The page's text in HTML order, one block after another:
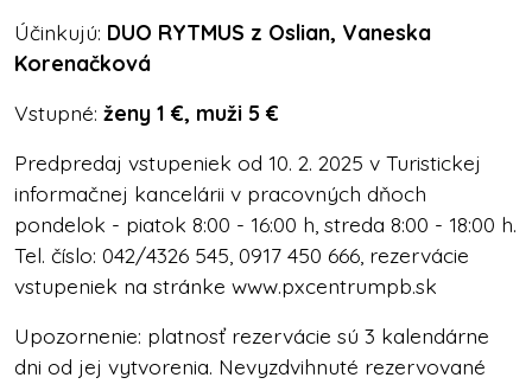
Účinkujú: DUO RYTMUS z Oslian, Vaneska
Korenačková
Vstupné: ženy 1 €, muži 5 €
Predpredaj vstupeniek od 10. 2. 2025 v Turistickej
informačnej kancelárii v pracovných dňoch
pondelok - piatok 8:00 - 16:00 h, streda 8:00 - 18:00 h.
Tel. číslo: 042/4326 545, 0917 450 666, rezervácie
vstupeniek na stránke www.pxcentrumpb.sk
Upozornenie: platnosť rezervácie sú 3 kalendárne
dni od jej vytvorenia. Nevyzdvihnuté rezervované